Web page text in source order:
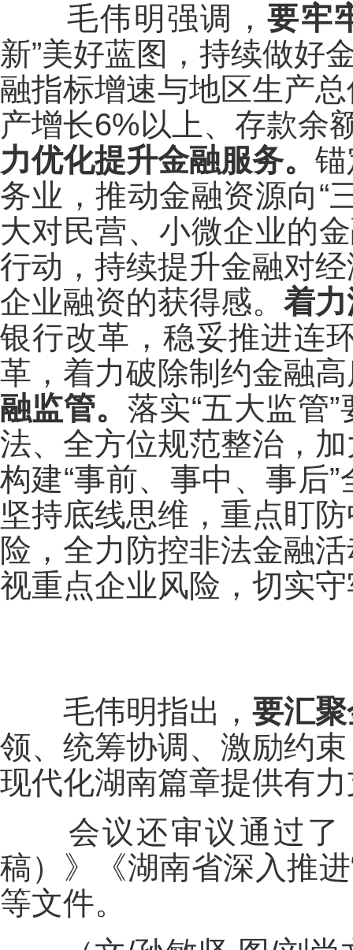
毛伟明强调，要牢
新”美好蓝图，持续做好
融指标增速与地区生产
产增长6%以上、存款余
力优化提升金融服务。
务业，推动金融资源向“
大对民营、小微企业的
行动，持续提升金融对
企业融资的获得感。 着
银行改革，稳妥推进连
革，着力破除制约金融
融监管。 落实“五大监管
法、全方位规范整治，
构建“事前、事中、事后
坚持底线思维，重点盯
险，全力防控非法金融
视重点企业风险，切实
毛伟明指出， 要汇
领、统筹协调、激励约
现代化湖南篇章提供有
会议还审议通过了《
稿）》《湖南省深入推
等文件。